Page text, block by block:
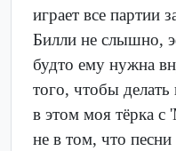
играет все партии
Билли не слышно,
будто ему нужна
того, чтобы
в этом моя тёрка
не в том, что